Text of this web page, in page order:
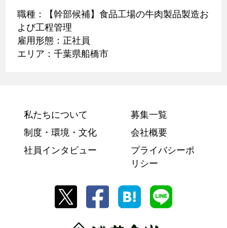
職種：【幹部候補】食品工場の牛肉製品製造お
よび工程管理
雇用形態：正社員
エリア：千葉県船橋市
私たちについて
制度・環境・文化
社員インタビュー
募集一覧
会社概要
プライバシーポ
リシー